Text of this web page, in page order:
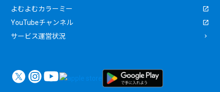
よむよむカラーミー
YouTubeチャンネル
サービス運営状況